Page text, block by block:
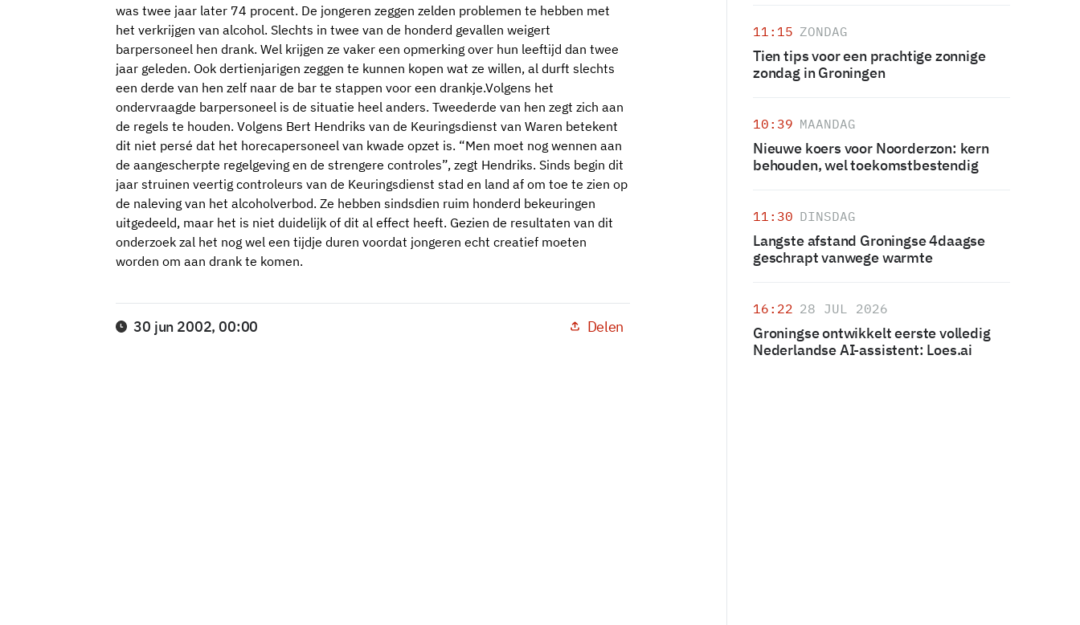
was twee jaar later 74 procent. De jongeren zeggen zelden problemen te hebben met
het verkrijgen van alcohol. Slechts in twee van de honderd gevallen weigert
barpersoneel hen drank. Wel krijgen ze vaker een opmerking over hun leeftijd dan twee
jaar geleden. Ook dertienjarigen zeggen te kunnen kopen wat ze willen, al durft slechts
een derde van hen zelf naar de bar te stappen voor een drankje.Volgens het
ondervraagde barpersoneel is de situatie heel anders. Tweederde van hen zegt zich aan
de regels te houden. Volgens Bert Hendriks van de Keuringsdienst van Waren betekent
dit niet persé dat het horecapersoneel van kwade opzet is. “Men moet nog wennen aan
de aangescherpte regelgeving en de strengere controles”, zegt Hendriks. Sinds begin dit
jaar struinen veertig controleurs van de Keuringsdienst stad en land af om toe te zien op
de naleving van het alcoholverbod. Ze hebben sindsdien ruim honderd bekeuringen
uitgedeeld, maar het is niet duidelijk of dit al effect heeft. Gezien de resultaten van dit
onderzoek zal het nog wel een tijdje duren voordat jongeren echt creatief moeten
worden om aan drank te komen.
30 jun 2002, 00:00 Delen
11:15 ZONDAG
Tien tips voor een prachtige zonnige
zondag in Groningen
10:39 MAANDAG
Nieuwe koers voor Noorderzon: kern
behouden, wel toekomstbestendig
11:30 DINSDAG
Langste afstand Groningse 4daagse
geschrapt vanwege warmte
16:22 28 JUL 2026
Groningse ontwikkelt eerste volledig
Nederlandse AI-assistent: Loes.ai